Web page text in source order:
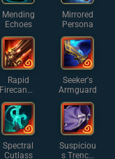
Mending
Echoes
Mirrored
Persona
Rapid
Firecanno
n
Seeker's
Armguard
Spectral
Cutlass
Suspiciou
s Trench